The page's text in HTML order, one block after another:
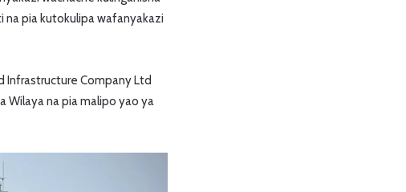
na pia kutokulipa wafanyakazi
Infrastructure Company Ltd
Wilaya na pia malipo yao ya